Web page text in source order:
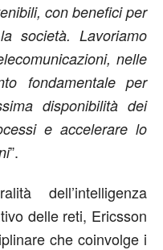
con benefici per
società. Lavoriamo
nelle
fondamentale per
disponibilità dei
e accelerare lo
”.
dell’intelligenza
delle reti, Ericsson
che coinvolge i